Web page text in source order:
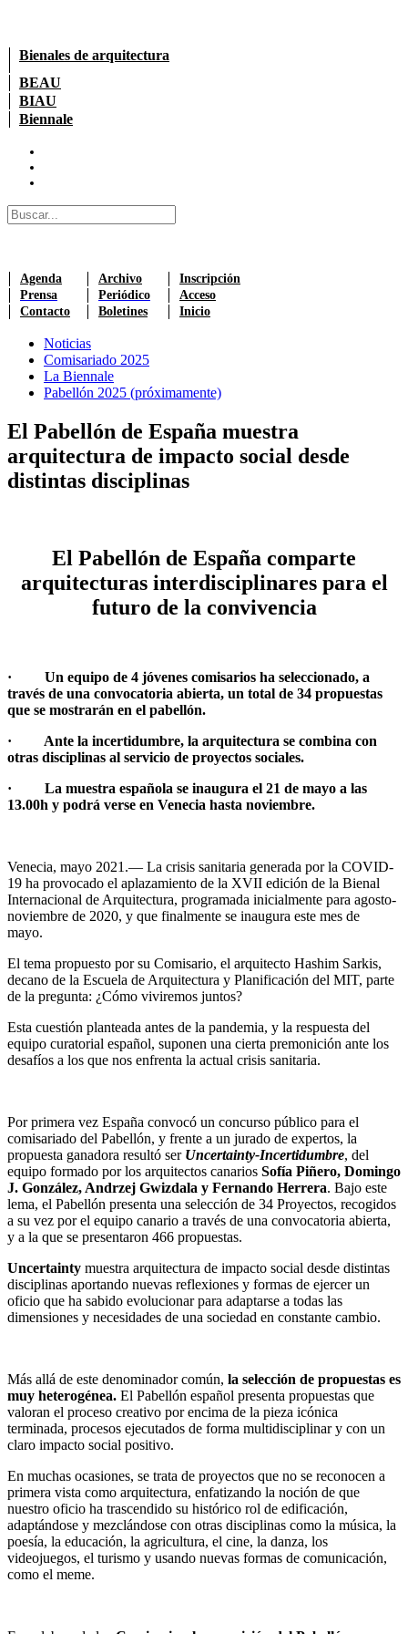
Bienales de arquitectura
BEAU
BIAU
Biennale
Agenda Archivo
Inscripción
Prensa
Periódico
Acceso
Contacto
Boletines Inicio
Noticias
Comisariado 2025
La Biennale
Pabellón 2025 (próximamente)
El Pabellón de España muestra
arquitectura de impacto social desde
distintas disciplinas
El Pabellón de España comparte
arquitecturas interdisciplinares para el
futuro de la convivencia
· Un equipo de 4 jóvenes comisarios ha seleccionado, a
través de una convocatoria abierta, un total de 34 propuestas
que se mostrarán en el pabellón.
· Ante la incertidumbre, la arquitectura se combina con
otras disciplinas al servicio de proyectos sociales.
· La muestra española se inaugura el 21 de mayo a las
13.00h y podrá verse en Venecia hasta noviembre.
Venecia, mayo 2021.— La crisis sanitaria generada por la COVID-
19 ha provocado el aplazamiento de la XVII edición de la Bienal
Internacional de Arquitectura, programada inicialmente para agosto-
noviembre de 2020, y que finalmente se inaugura este mes de
mayo.
El tema propuesto por su Comisario, el arquitecto Hashim Sarkis,
decano de la Escuela de Arquitectura y Planificación del MIT, parte
de la pregunta: ¿Cómo viviremos juntos?
Esta cuestión planteada antes de la pandemia, y la respuesta del
equipo curatorial español, suponen una cierta premonición ante los
desafíos a los que nos enfrenta la actual crisis sanitaria.
Por primera vez España convocó un concurso público para el
comisariado del Pabellón, y frente a un jurado de expertos, la
propuesta ganadora resultó serUncertainty-Incertidumbre, del
equipo formado por los arquitectos canarios Sofía Piñero, Domingo
J. González, Andrzej Gwizdala y Fernando Herrera. Bajo este
lema, el Pabellón presenta una selección de 34 Proyectos, recogidos
a su vez por el equipo canario a través de una convocatoria abierta,
y a la que se presentaron 466 propuestas.
Uncertainty muestra arquitectura de impacto social desde distintas
disciplinas aportando nuevas reflexiones y formas de ejercer un
oficio que ha sabido evolucionar para adaptarse a todas las
dimensiones y necesidades de una sociedad en constante cambio.
Más allá de este denominador común, la selección de propuestas es
muy heterogénea. El Pabellón español presenta propuestas que
valoran el proceso creativo por encima de la pieza icónica
terminada, procesos ejecutados de forma multidisciplinar y con un
claro impacto social positivo.
En muchas ocasiones, se trata de proyectos que no se reconocen a
primera vista como arquitectura, enfatizando la noción de que
nuestro oficio ha trascendido su histórico rol de edificación,
adaptándose y mezclándose con otras disciplinas como la música, la
poesía, la educación, la agricultura, el cine, la danza, los
videojuegos, el turismo y usando nuevas formas de comunicación,
como el meme.